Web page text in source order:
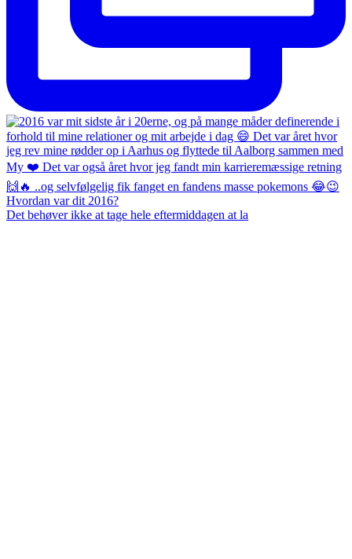
Det behøver ikke at tage hele eftermiddagen at la